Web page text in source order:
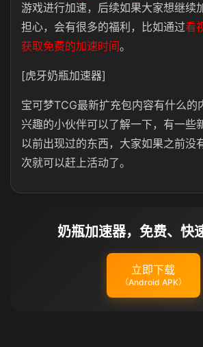
游戏进行加速，后续如果大家想继续
担心，会有很多的福利，比如通过看
获取免费的加速时间。
[虎牙奶瓶加速器]
宝可梦TCG最新扩充包内容有什么的
兴趣的小伙伴可以了解一下，有一些
以前出现过的东西，大家如果之前没
次就可以赶上活动了。
奶瓶加速器，免费、快
立即下载
（Android APK）